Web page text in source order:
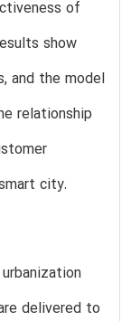
of
show
and the model
relationship
city.
delivered to